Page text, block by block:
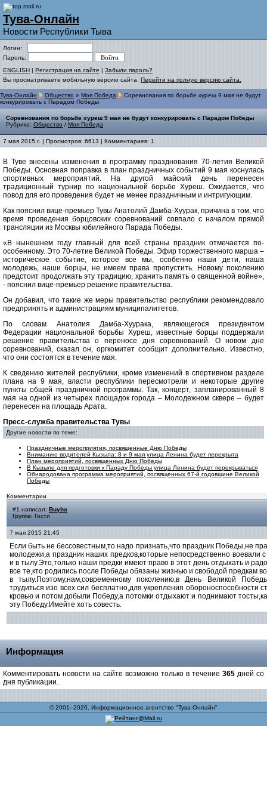
Тува-Онлайн
Новости Республики Тыва
Логин:
Пароль:
ENGLISH | Регистрация на сайте | Забыли пароль?
Вы просматриваете мобильную версию сайта. Перейти на полную версию сайта.
Тува-Онлайн Общество » Моя Победа
Соревнования по борьбе хуреш 9 мая не будут
конкурировать с Парадом Победы
Соревнования по борьбе хуреш 9 мая не будут конкурировать с Парадом Победы
Рубрика: Общество / Моя Победа
7 мая 2015 г. | Просмотров: 6613 | Комментариев: 1
В Туве внесены изменения в программу празднования 70-летия Великой
Победы. Основная поправка в план праздничных событий 9 мая коснулась
спортивных мероприятий. На другой майский день перенесен
традиционный турнир по национальной борьбе Хуреш. Ожидается, что
повод для его проведения будет не менее праздничным и интригующим.
Как пояснил вице-премьер Тувы Анатолий Дамба-Хуурак, причина в том, что
время проведения борцовских соревнований совпало с началом прямой
трансляции из Москвы юбилейного Парада Победы.
«В нынешнем году главный для всей страны праздник отмечается по-
особенному. Это 70-летие Великой Победы. Эфир торжественного марша –
историческое событие, которое все мы, особенно наши дети, наша
молодежь, наши борцы, не имеем права пропустить. Новому поколению
предстоит продолжать эту традицию, хранить память о священной войне»,
- пояснил вице-премьер решение правительства.
Он добавил, что такие же меры правительство республики рекомендовало
предпринять и администрациям муниципалитетов.
По словам Анатолия Дамба-Хуурака, являющегося президентом
Федерации национальной борьбы Хуреш, известные борцы поддержали
решение правительства о переносе дня соревнований. О новом дне
соревнований, сказал он, оргкомитет сообщит дополнительно. Известно,
что они состоятся в течение мая.
К сведению жителей республики, кроме изменений в спортивном разделе
плана на 9 мая, власти республики пересмотрели и некоторые другие
пункты общей праздничной программы. Так, концерт, запланированный 8
мая на одной из четырех площадок города – Молодежном сквере – будет
перенесен на площадь Арата.
Пресс-служба правительства Тувы
Другие новости по теме:
Праздничные мероприятия, посвященные Дню Победы
Вниманию водителей Кызыла: 8 и 9 мая улица Ленина будет перекрыта
План мероприятий, посвященных Дню Победы
В Кызыле для подготовки к Параду Победы улица Ленина будет перекрываться
Обнародована программа мероприятий, посвященных 67-й годовщине Великой
Победы
Комментарии
#1 написал: Buyba
Группа: Гости
7 мая 2015 21:45
Если быть не бессовестным,то надо признать,что праздник Победы,не
молодежи,а праздник наших предков,которые непосредственно
и в тылу.Это,только наши предки имеют право в этот день отдыхать и
все те,кто родились после Победы обязаны жизнью и свободой предкам
в тылу.Поэтому,нам,современному поколению,в День Великой
трудиться изо всех сил бесплатно,для укрепления обороноспособности
кровью и потом добыли Победу,а потомки отдыхают и поднимают
эту Победу.Имейте хоть совесть.
Информация
Комментировать новости на сайте возможно только в течение 365 дней со
дня публикации.
© 2001–2026, Информационное агентство "Тува-Онлайн"